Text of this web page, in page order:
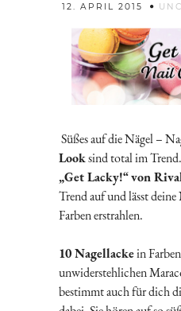
12. APRIL 2015
Süßes auf die Nägel –
Looksind total im Trend.
„Get Lacky!“ von
Trend auf und lässt deine
Farben erstrahlen.
10 Nagellackein
unwiderstehlichen
bestimmt auch für dich